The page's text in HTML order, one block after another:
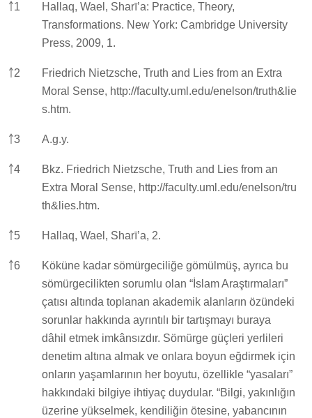
￪1
Hallaq, Wael, Sharī’a: Practice, Theory,
Transformations. New York: Cambridge University
Press, 2009, 1.
￪2
Friedrich Nietzsche, Truth and Lies from an Extra
Moral Sense, http://faculty.uml.edu/enelson/truth&lie
s.htm.
￪3 A.g.y.
￪4
Bkz. Friedrich Nietzsche, Truth and Lies from an
Extra Moral Sense, http://faculty.uml.edu/enelson/tru
th&lies.htm.
￪5 Hallaq, Wael, Sharī’a, 2.
￪6
Köküne kadar sömürgeciliğe gömülmüş, ayrıca bu
sömürgecilikten sorumlu olan “İslam Araştırmaları”
çatısı altında toplanan akademik alanların özündeki
sorunlar hakkında ayrıntılı bir tartışmayı buraya
dâhil etmek imkânsızdır. Sömürge güçleri yerlileri
denetim altına almak ve onlara boyun eğdirmek için
onların yaşamlarının her boyutu, özellikle “yasaları”
hakkındaki bilgiye ihtiyaç duydular. “Bilgi, yakınlığın
üzerine yükselmek, kendiliğin ötesine, yabancının